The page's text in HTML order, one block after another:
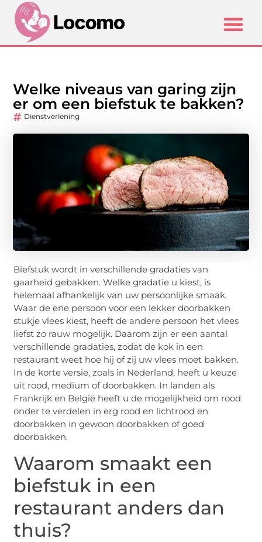
Welke niveaus van garing zijn
er om een biefstuk te bakken?
Dienstverlening
Biefstuk wordt in verschillende gradaties van
gaarheid gebakken. Welke gradatie u kiest, is
helemaal afhankelijk van uw persoonlijke smaak.
Waar de ene persoon voor een lekker doorbakken
stukje vlees kiest, heeft de andere persoon het vlees
liefst zo rauw mogelijk. Daarom zijn er een aantal
verschillende gradaties, zodat de kok in een
restaurant weet hoe hij of zij uw vlees moet bakken.
In de korte versie, zoals in Nederland, heeft u keuze
uit rood, medium of doorbakken. In landen als
Frankrijk en België heeft u de mogelijkheid om rood
onder te verdelen in erg rood en lichtrood en
doorbakken in gewoon doorbakken of goed
doorbakken.
Waarom smaakt een
biefstuk in een
restaurant anders dan
thuis?